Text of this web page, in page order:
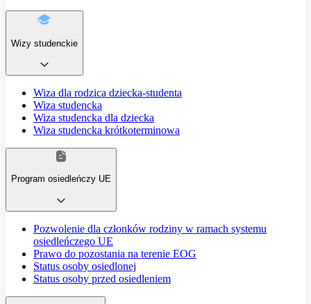
Wizy studenckie
Wiza dla rodzica dziecka-studenta
Wiza studencka
Wiza studencka dla dziecka
Wiza studencka krótkoterminowa
Program osiedleńczy UE
Pozwolenie dla członków rodziny w ramach systemu
osiedleńczego UE
Prawo do pozostania na terenie EOG
Status osoby osiedlonej
Status osoby przed osiedleniem